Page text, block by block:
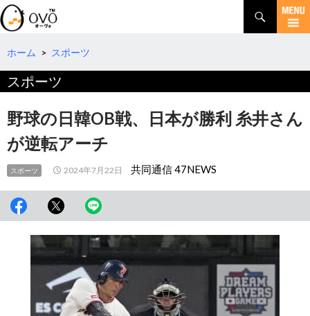
検
索
コ
テ
へ
移
動
ホーム > スポーツ
スポーツ
野球の日韓OB戦、日本が勝利 糸井さん
が逆転アーチ
スポーツ 2024年7月22日 共同通信 47NEWS